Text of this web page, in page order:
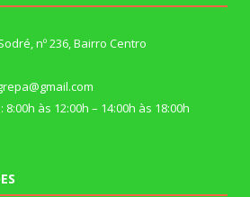
nº 236, Bairro Centro
às 12:00h – 14:00h às 18:00h